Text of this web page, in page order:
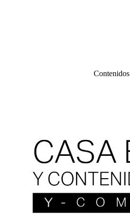
Contenidos